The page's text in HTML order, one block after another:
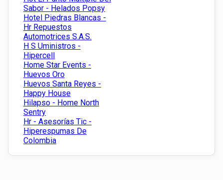
Sabor - Helados Popsy
Hotel Piedras Blancas -
Hr Repuestos
Automotrices S.A.S.
H S Uministros -
Hipercell
Home Star Events -
Huevos Oro
Huevos Santa Reyes -
Happy House
Hilapso - Home North
Sentry
Hr - Asesorías Tic -
Hiperespumas De
Colombia